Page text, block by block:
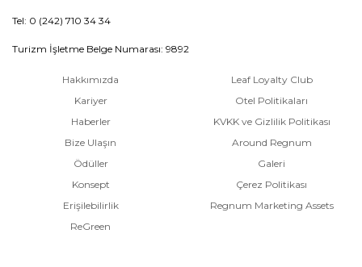
Tel: 0 (242) 710 34 34
Turizm İşletme Belge Numarası: 9892
Hakkımızda
Kariyer
Haberler
Bize Ulaşın
Ödüller
Konsept
Erişilebilirlik
ReGreen
Leaf Loyalty Club
Otel Politikaları
KVKK ve Gizlilik Politikası
Around Regnum
Galeri
Çerez Politikası
Regnum Marketing Assets